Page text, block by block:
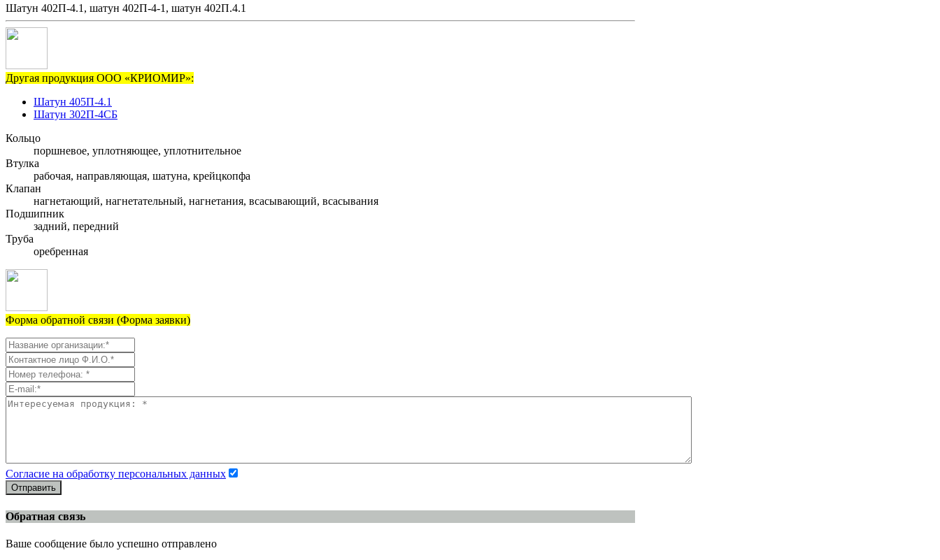
Шатун 402П-4.1, шатун 402П-4-1, шатун 402П.4.1
Другая продукция ООО «КРИОМИР»:
Шатун 405П-4.1
Шатун 302П-4СБ
Кольцо
поршневое, уплотняющее, уплотнительное
Втулка
рабочая, направляющая, шатуна, крейцкопфа
Клапан
нагнетающий, нагнетательный, нагнетания, всасывающий, всасывания
Подшипник
задний, передний
Труба
оребренная
Форма обратной связи (Форма заявки)
Согласие на обработку персональных данных
Отправить
Обратная связь
Ваше сообщение было успешно отправлено